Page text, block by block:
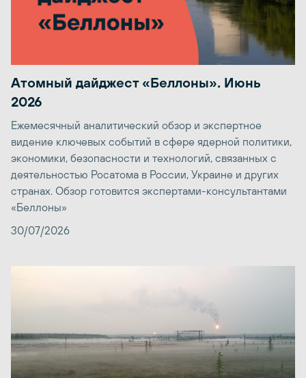
Атомный дайджест «Беллоны». Июнь
2026
Ежемесячный аналитический обзор и экспертное
видение ключевых событий в сфере ядерной политики,
экономики, безопасности и технологий, связанных с
деятельностью Росатома в России, Украине и других
странах. Обзор готовится экспертами-консультантами
«Беллоны»
30/07/2026